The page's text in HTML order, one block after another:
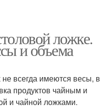
ложке.
и объема
всегда имеются весы, в
продуктов чайным и
и чайной ложками.